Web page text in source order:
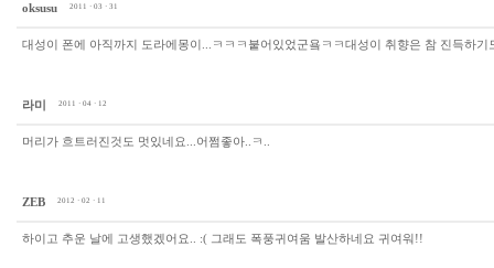
oksusu 2011 · 03 · 31
대성이 폰에 아직까지 도라에몽이...ㅋㅋㅋ붙어있었군욬ㅋㅋ대성이 취향은 참 진득하
라미 2011 · 04 · 12
머리가 흐트러진것도 멋있네요...어쩜좋아..ㅋ..
ZEB 2012 · 02 · 11
하이고 추운 날에 고생했겠어요.. :( 그래도 폭풍귀여움 발산하네요 귀여워!!